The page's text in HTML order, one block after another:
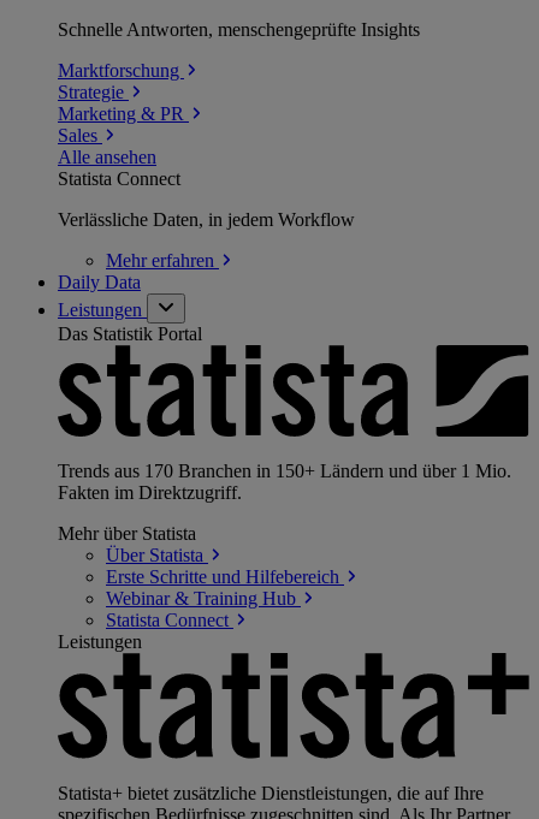
Schnelle Antworten, menschengeprüfte Insights
Marktforschung
Strategie
Marketing & PR
Sales
Alle ansehen
Statista Connect
Verlässliche Daten, in jedem Workflow
Mehrerfahren
Daily Data
Leistungen
Das Statistik Portal
Trends aus 170 Branchen in 150+ Ländern und über 1 Mio.
Fakten im Direktzugriff.
Mehr über Statista
Über Statista
Erste Schritte und Hilfebereich
Webinar & Training Hub
Statista Connect
Leistungen
Statista+ bietet zusätzliche Dienstleistungen, die auf Ihre
spezifischen Bedürfnisse zugeschnitten sind. Als Ihr Partner